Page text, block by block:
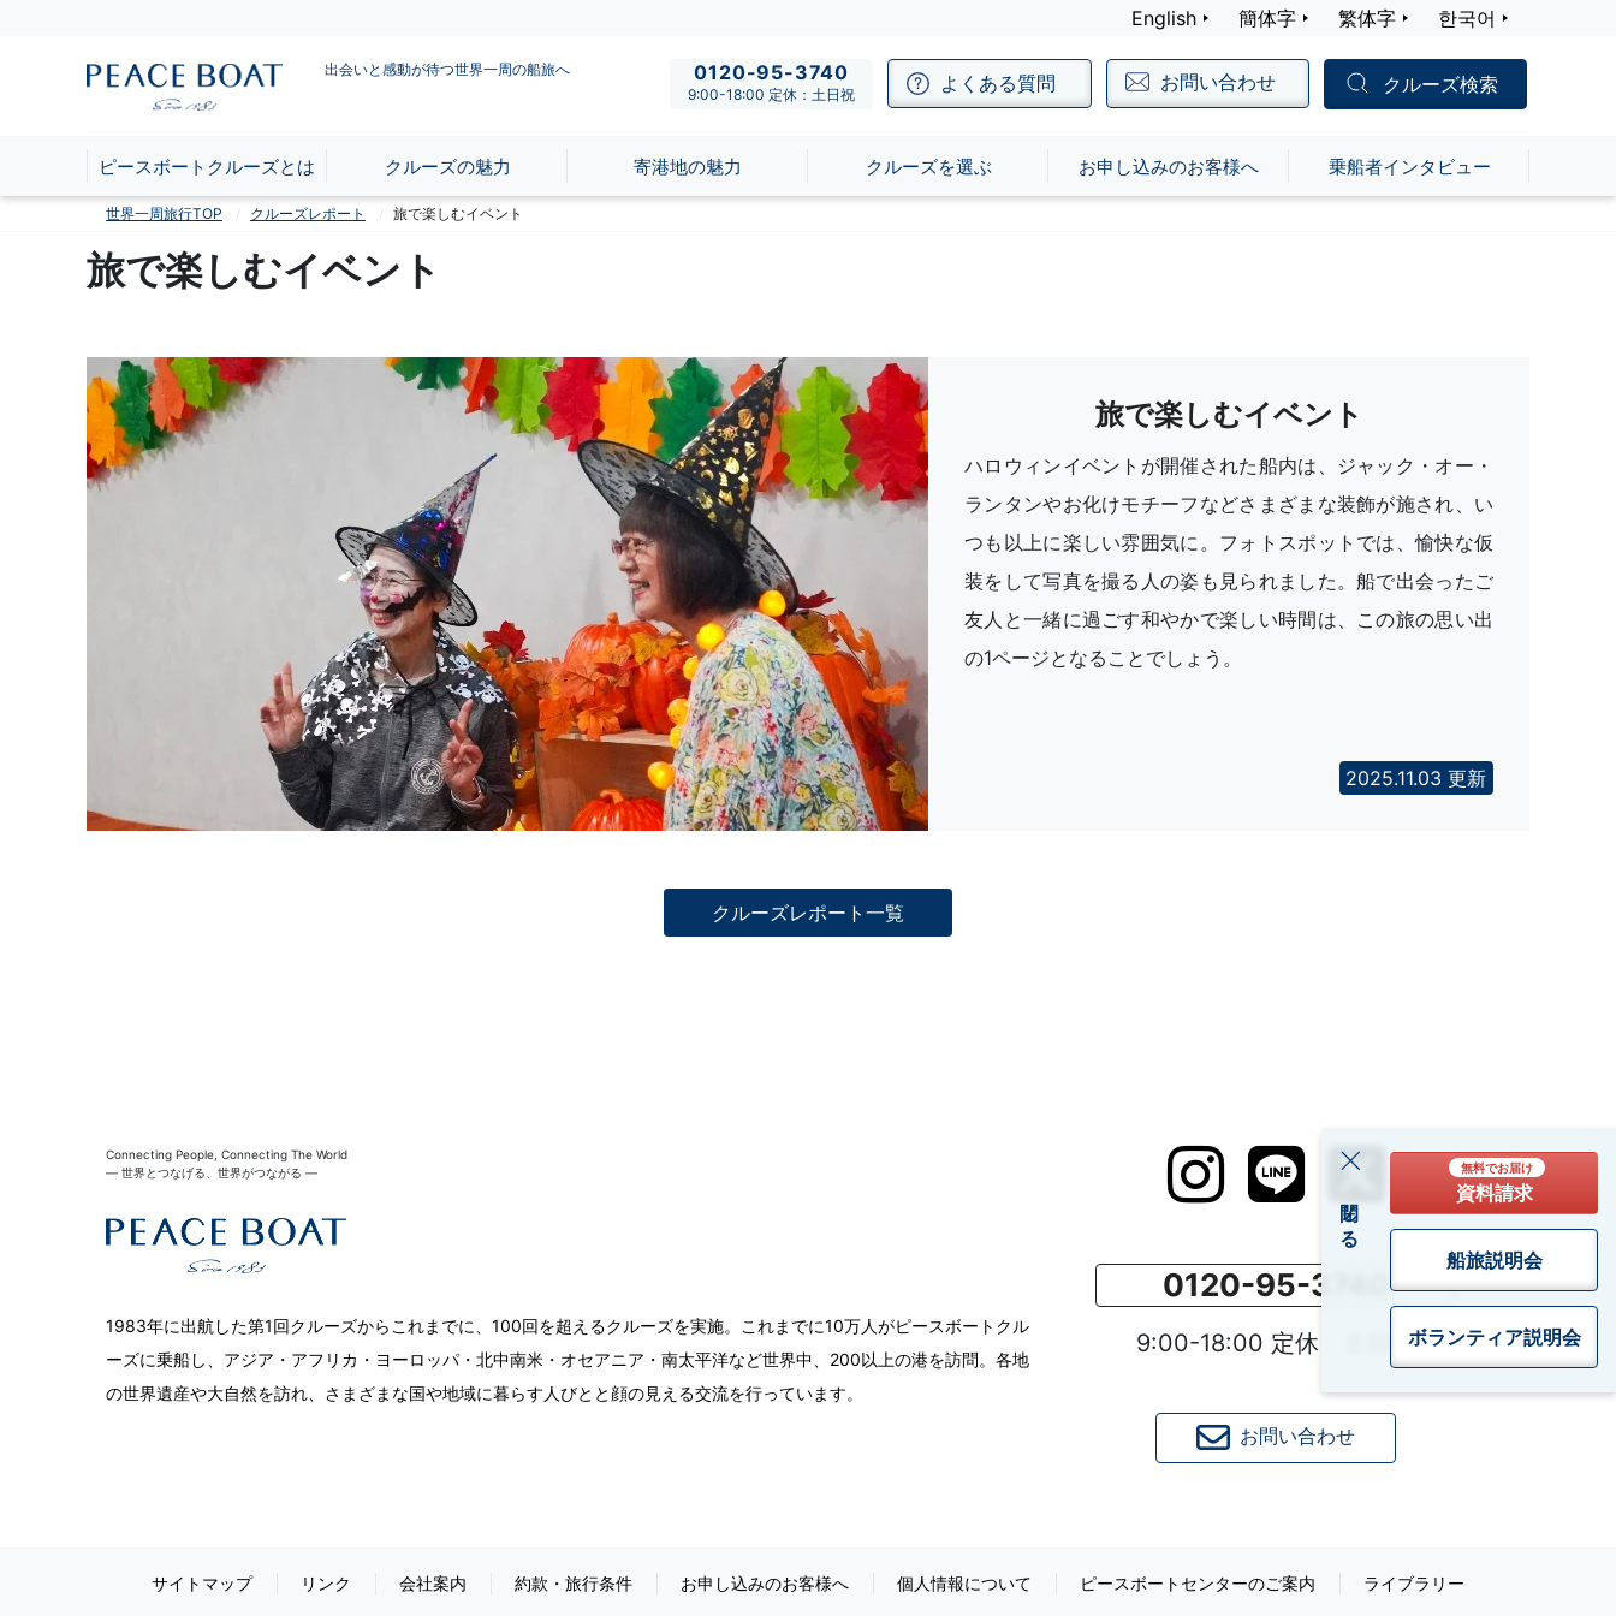
English 簡体字 繁体字 한국어
出会いと感動が待つ世界一周の船旅へ 0120-95-3740
9:00-18:00 定休：土日祝 よくある質問 お問い合わせ クルーズ検索
ピースボートクルーズとは クルーズの魅力 寄港地の魅力 クルーズを選ぶ お申し込みのお客様へ 乗船者インタビュー
閉じる
無料でお届け
資料請求
船旅説明会
ボランティア説明会
世界一周旅行TOP クルーズレポート 旅で楽しむイベント
旅で楽しむイベント
旅で楽しむイベント
ハロウィンイベントが開催された船内は、ジャック・オー・
ランタンやお化けモチーフなどさまざまな装飾が施され、い
つも以上に楽しい雰囲気に。フォトスポットでは、愉快な仮
装をして写真を撮る人の姿も見られました。船で出会ったご
友人と一緒に過ごす和やかで楽しい時間は、この旅の思い出
の1ページとなることでしょう。
2025.11.03 更新
クルーズレポート一覧
0120-95-3740
9:00-18:00 定休：土日祝
お問い合わせ
Connecting People, Connecting The World
― 世界とつなげる、世界がつながる ―
1983年に出航した第1回クルーズからこれまでに、100回を超えるクルーズを実施。これまでに10万人がピースボートクル
ーズに乗船し、アジア・アフリカ・ヨーロッパ・北中南米・オセアニア・南太平洋など世界中、200以上の港を訪問。各地
の世界遺産や大自然を訪れ、さまざまな国や地域に暮らす人びとと顔の見える交流を行っています。
サイトマップ リンク 会社案内 約款・旅行条件 お申し込みのお客様へ 個人情報について ピースボートセンターのご案内 ライブラリー